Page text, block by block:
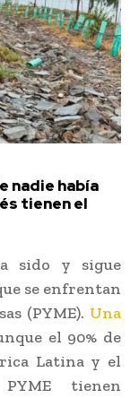
nadie había
tienen el
sido y sigue
se enfrentan
(PYME). Una
el 90% de
Latina y el
tienen